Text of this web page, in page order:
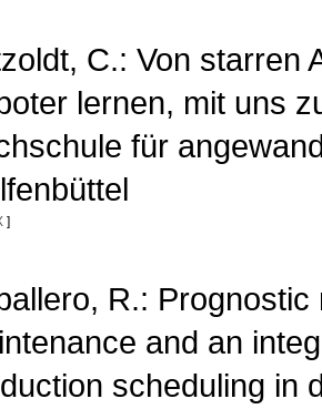
C.: Von starren
lernen, mit uns
für
]
R.:
and an
scheduling in